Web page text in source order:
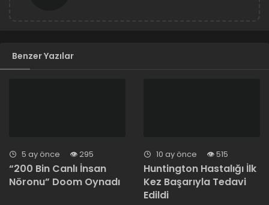
Benzer Yazılar
5 ay önce 295
“200 Bin Canlı İnsan
Nöronu” Doom Oynadı
10 ay önce 515
Huntington Hastalığı İlk
Kez Başarıyla Tedavi
Edildi